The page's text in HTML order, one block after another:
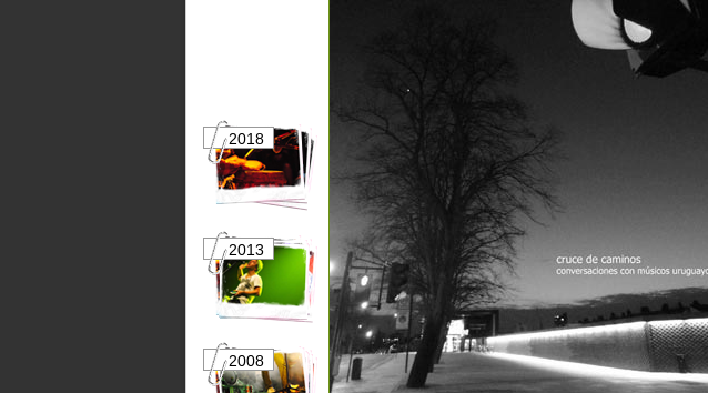
2018 2017 2016
2013 2012 2011
2008 2007 2006 2005